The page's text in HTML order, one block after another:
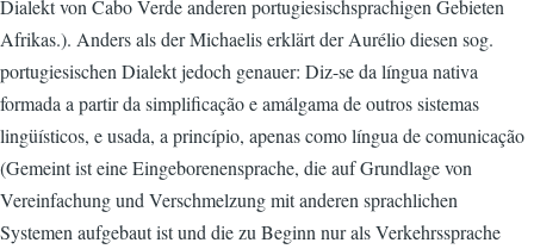
Dialekt von Cabo Verde anderen portugiesischsprachigen Gebieten
Afrikas.). Anders als der Michaelis erklärt der Aurélio diesen sog.
portugiesischen Dialekt jedoch genauer: Diz-se da língua nativa
formada a partir da simplificação e amálgama de outros sistemas
lingüísticos, e usada, a princípio, apenas como língua de comunicação
(Gemeint ist eine Eingeborenensprache, die auf Grundlage von
Vereinfachung und Verschmelzung mit anderen sprachlichen
Systemen aufgebaut ist und die zu Beginn nur als Verkehrssprache